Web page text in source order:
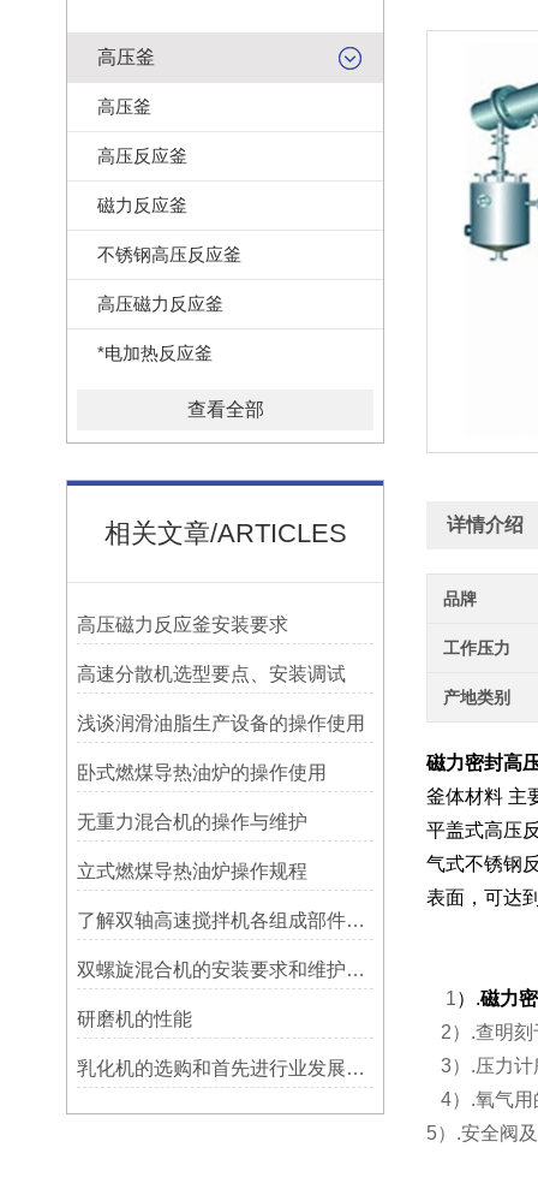
高压釜
高压釜
高压反应釜
磁力反应釜
不锈钢高压反应釜
高压磁力反应釜
*电加热反应釜
查看全部
相关文章/ARTICLES
高压磁力反应釜安装要求
高速分散机选型要点、安装调试
浅谈润滑油脂生产设备的操作使用
卧式燃煤导热油炉的操作使用
无重力混合机的操作与维护
立式燃煤导热油炉操作规程
了解双轴高速搅拌机各组成部件功能特点才能更好的使用它
双螺旋混合机的安装要求和维护保养
研磨机的性能
乳化机的选购和首先进行业发展情况
详情介绍
品牌
工作压力
产地类别
磁力密封高
釜体材料 主
平盖式高压
气式不锈钢
表面，可达
1）.磁力
2）.查明刻
3）.压力计
4）.氧气用
5）.安全阀